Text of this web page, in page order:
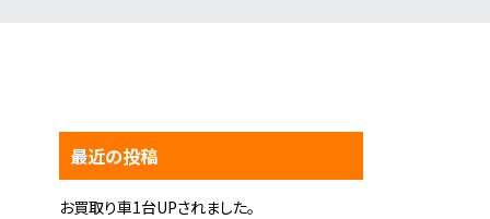
最近の投稿
お買取り車1台UPされました。